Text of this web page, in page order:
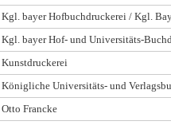
Kgl. bayer Hofbuchdruckerei / Kgl.
Kgl. bayer Hof- und Universitäts-
Kunstdruckerei
Königliche Universitäts- und
Otto Francke